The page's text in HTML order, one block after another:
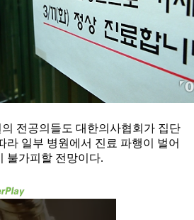
전공의들도 대한의사협회가 집단
라 일부 병원에서 진료 파행이 벌어
불가피할 전망이다.